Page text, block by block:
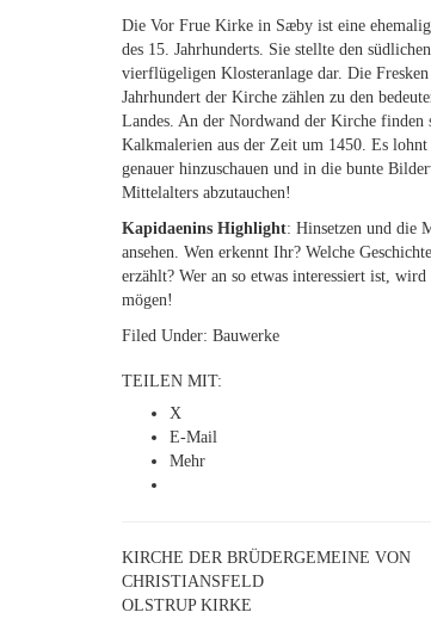
Die Vor Frue Kirke in Sæby ist eine
des 15. Jahrhunderts. Sie stellte den
vierflügeligen Klosteranlage dar. Die Fresken
Jahrhundert der Kirche zählen zu den
Landes. An der Nordwand der Kirche finden
Kalkmalerien aus der Zeit um 1450. Es
genauer hinzuschauen und in die bunte
Mittelalters abzutauchen!
Kapidaenins Highlight: Hinsetzen und die
ansehen. Wen erkennt Ihr? Welche
erzählt? Wer an so etwas interessiert ist,
mögen!
Filed Under: Bauwerke
TEILEN MIT:
X
E-Mail
Mehr
KIRCHE DER BRÜDERGEMEINE VON
CHRISTIANSFELD
OLSTRUP KIRKE